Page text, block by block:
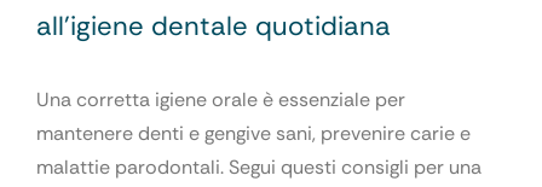
all’igiene dentale quotidiana
Una corretta igiene orale è essenziale per
mantenere denti e gengive sani, prevenire carie e
malattie parodontali. Segui questi consigli per una